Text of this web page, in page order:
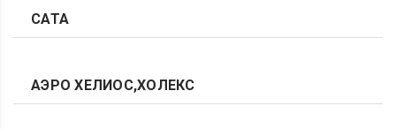
САТА
АЭРО ХЕЛИОС,ХОЛЕКС